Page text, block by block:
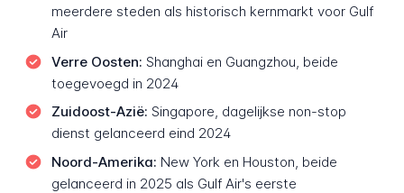
meerdere steden als historisch kernmarkt voor Gulf
Air
Verre Oosten: Shanghai en Guangzhou, beide
toegevoegd in 2024
Zuidoost-Azië: Singapore, dagelijkse non-stop
dienst gelanceerd eind 2024
Noord-Amerika: New York en Houston, beide
gelanceerd in 2025 als Gulf Air's eerste